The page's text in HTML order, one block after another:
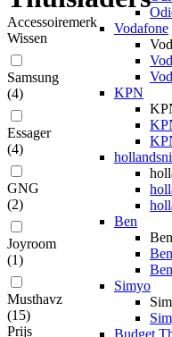
Vodafone
KPN
Ben
Ben
Simyo
Budget
Accessoiremerk
Wissen
Samsung
(4)
Essager
(4)
GNG
(2)
Joyroom
(1)
Musthavz
(15)
Prijs